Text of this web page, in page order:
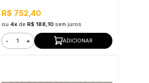
R$ 752,40
ou 4xde R$ 188,10 sem juros
- + ADICIONAR